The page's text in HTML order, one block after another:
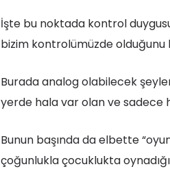
İşte bu noktada kontrol
bizim kontrolümüzde olduğunu
Burada analog olabilecek
yerde hala var olan ve sadece
Bunun başında da elbette
çoğunlukla çocuklukta